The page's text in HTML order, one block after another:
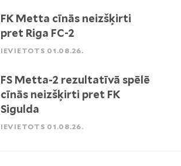
FK Metta cīnās neizšķirti
pret Riga FC-2
IEVIETOTS 01.08.26.
FS Metta-2 rezultatīvā spēlē
cīnās neizšķirti pret FK
Sigulda
IEVIETOTS 01.08.26.